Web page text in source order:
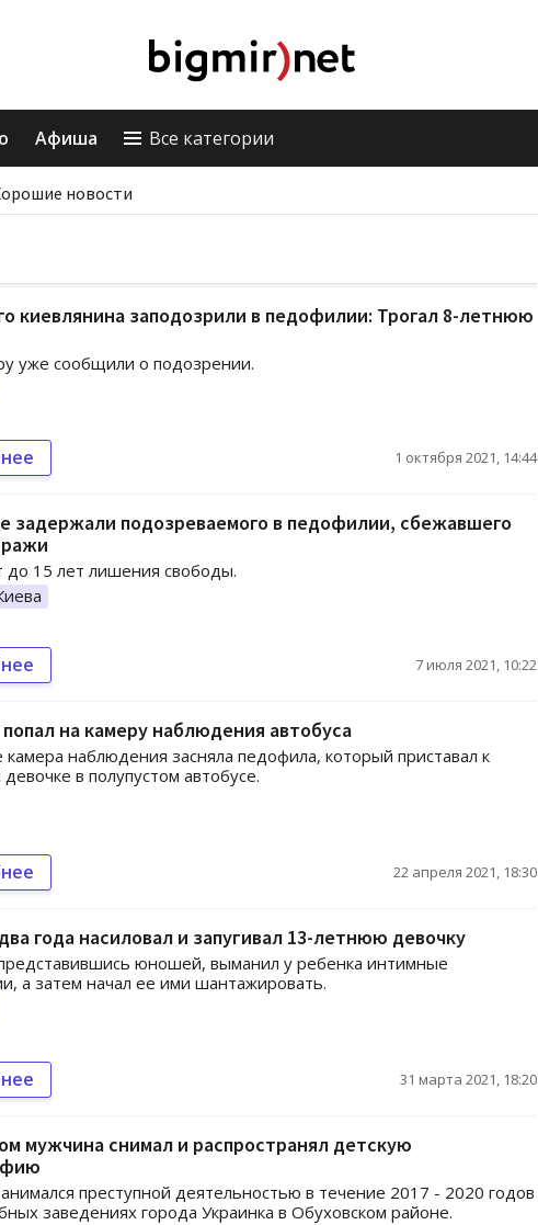
Афиша Все категории
новости
киевлянина заподозрили в педофилии: Трогал 8-летнюю
уже сообщили о подозрении.
1 октября 2021, 14:44
задержали подозреваемого в педофилии, сбежавшего
до 15 лет лишения свободы.
7 июля 2021, 10:22
на камеру наблюдения автобуса
камера наблюдения засняла педофила, который приставал к
в полупустом автобусе.
22 апреля 2021, 18:30
года насиловал и запугивал 13-летнюю девочку
юношей, выманил у ребенка интимные
а затем начал ее ими шантажировать.
31 марта 2021, 18:20
мужчина снимал и распространял детскую
преступной деятельностью в течение 2017 - 2020 годов
заведениях города Украинка в Обуховском районе.